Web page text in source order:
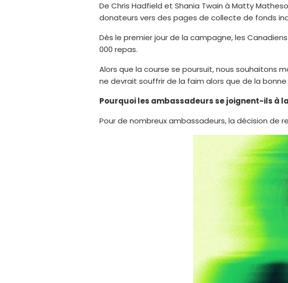
De Chris Hadfield et Shania Twain à Matty
donateurs vers des pages de collecte de fonds
Dès le premier jour de la campagne, les
000 repas.
Alors que la course se poursuit, nous souhaitons
ne devrait souffrir de la faim alors que de la
Pourquoi les ambassadeurs se joignent-ils à
Pour de nombreux ambassadeurs, la décision